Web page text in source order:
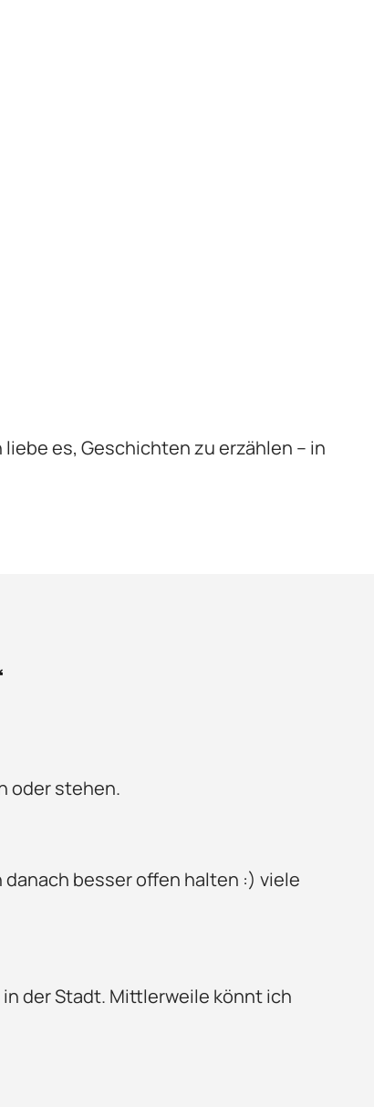
es, Geschichten zu erzählen – in
oder stehen.
danach besser offen halten :) viele
der Stadt. Mittlerweile könnt ich